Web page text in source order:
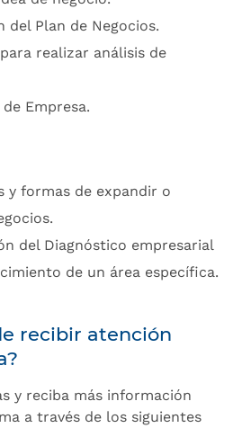
del Plan de Negocios.
realizar análisis de
Empresa.
y formas de expandir o
del Diagnóstico empresarial
de un área específica.
recibir atención
y reciba más información
a través de los siguientes